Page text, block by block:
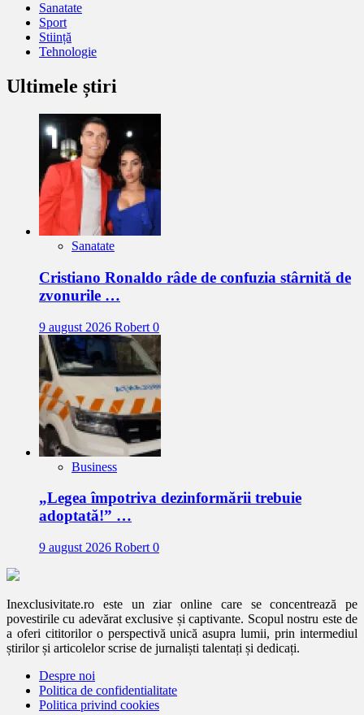
Sanatate
Sport
Stiință
Tehnologie
Ultimele știri
Sanatate
Cristiano Ronaldo râde de confuzia stârnită de
zvonurile …
9 august 2026 Robert 0
Business
„Legea împotriva dezinformării trebuie
adoptată!” …
9 august 2026 Robert 0
Inexclusivitate.ro este un ziar online care se concentrează pe
povestirile cu adevărat exclusive și captivante. Scopul nostru este de
a oferi cititorilor o perspectivă unică asupra lumii, prin intermediul
știrilor și articolelor scrise de jurnaliști talentați și dedicați.
Despre noi
Politica de confidentialitate
Politica privind cookies